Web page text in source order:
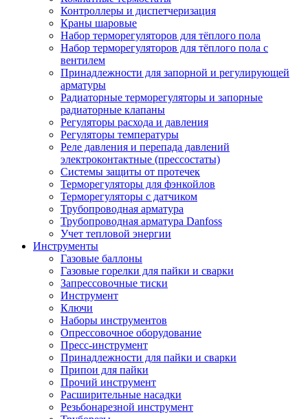
Контроллеры и диспетчеризация
Краны шаровые
Набор терморегуляторов для тёплого пола
Набор терморегуляторов для тёплого пола с
вентилем
Принадлежности для запорной и регулирующей
арматуры
Радиаторные терморегуляторы и запорные
радиаторные клапаны
Регуляторы расхода и давления
Регуляторы температуры
Реле давления и перепада давлений
электроконтактные (прессостаты)
Системы защиты от протечек
Терморегуляторы для фэнкойлов
Терморегуляторы с датчиком
Трубопроводная арматура
Трубопроводная арматура Danfoss
Учет тепловой энергии
Инструменты
Газовые баллоны
Газовые горелки для пайки и сварки
Запрессовочные тиски
Инструмент
Ключи
Наборы инструментов
Опрессовочное оборудование
Пресс-инструмент
Принадлежности для пайки и сварки
Припои для пайки
Прочий инструмент
Расширительные насадки
Резьбонарезной инструмент